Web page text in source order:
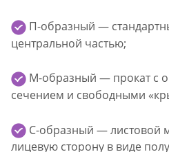
П-образный —
центральной частью;
М-образный — прокат с
сечением и свободными
С-образный — листовой
лицевую сторону в виде